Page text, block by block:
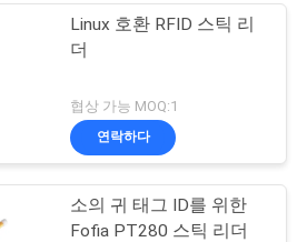
Linux 호환 RFID 스틱 리
더
협상 가능 MOQ:1
연락하다
소의 귀 태그 ID를 위한
Fofia PT280 스틱 리더